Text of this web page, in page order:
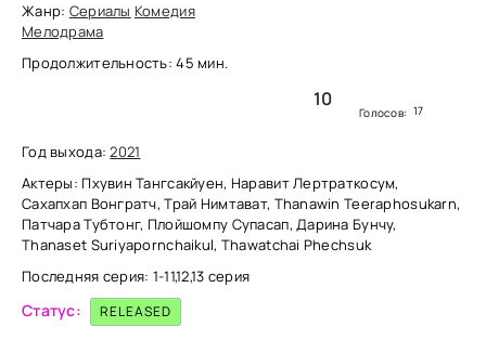
Жанр: Сериалы Комедия
Мелодрама
Продолжительность: 45 мин.
10
Голосов: 17
Год выхода:2021
Актеры: Пхувин Тангсакйуен, Наравит Лертраткосум,
Сахапхап Вонгратч, Трай Нимтават, Thanawin Teeraphosukarn,
Патчара Тубтонг, Плойшомпу Супасап, Дарина Бунчу,
Thanaset Suriyapornchaikul, Thawatchai Phechsuk
Последняя серия: 1-11,12,13 серия
Статус: RELEASED